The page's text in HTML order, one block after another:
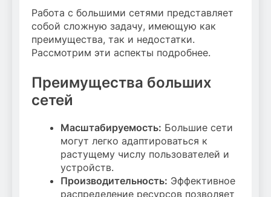
Работа с большими сетями представляет
собой сложную задачу, имеющую как
преимущества, так и недостатки.
Рассмотрим эти аспекты подробнее.
Преимущества больших
сетей
Масштабируемость: Большие сети
могут легко адаптироваться к
растущему числу пользователей и
устройств.
Производительность: Эффективное
распределение ресурсов позволяет